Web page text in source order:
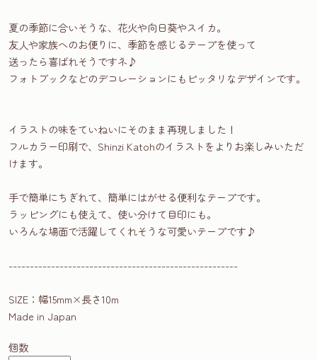
夏の季節に合いそうな、花火や向日葵やスイカ。
友人や家族へのお便りに、季節を感じるテープを使って
送ったら喜ばれそうですネ♪
フォトブックなどのデコレーションにもピッタリなデザインです。
イラストの味をていねいにそのまま再現しました！
フルカラー印刷で、Shinzi Katohのイラストをよりお楽しみいただ
けます。
手で簡単にちぎれて、簡単にはがせる便利なテープです。
ラッピングにも使えて、使い分けて目印にも。
いろんな場面で活躍してくれそうな可愛いテープです♪
------------------------------------------------------
SIZE：幅15mm×長さ10m
Made in Japan
個数